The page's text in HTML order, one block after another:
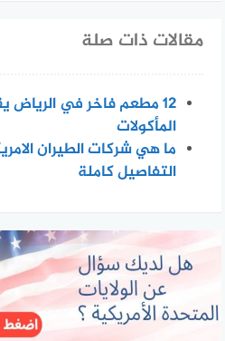
مقالات ذات صلة
12 مطعم فاخر في
المأكولات
ما هي شركات الطيران
التفاصيل كاملة